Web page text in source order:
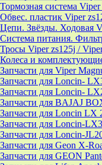
Тормозная система
Обвес. пластик Viper
Цепи. Звёзды. Ходовая
Система питания.
Тросы Viper zs125j /
Колеса и
Запчасти для Viper
Запчасти для Loncin-
Запчасти для Loncin-
Запчасти для BAJAJ
Запчасти для Loncin LX
Запчасти для Loncin-
Запчасти для Loncin-
Запчасти для Geon X-
Запчасти для GEON